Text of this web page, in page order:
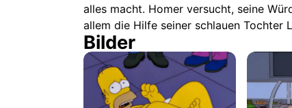
alles macht. Homer versucht, seine
allem die Hilfe seiner schlauen Tochter
Bilder